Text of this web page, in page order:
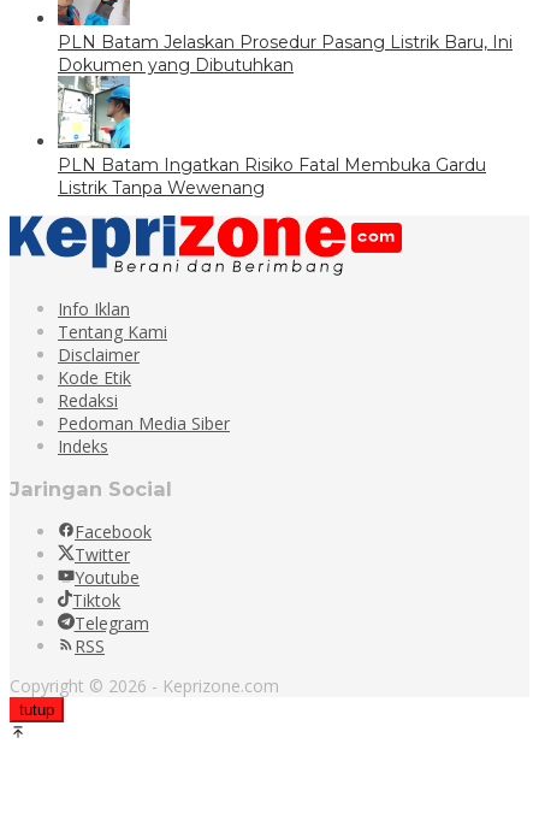
PLN Batam Jelaskan Prosedur Pasang Listrik Baru, Ini
Dokumen yang Dibutuhkan
PLN Batam Ingatkan Risiko Fatal Membuka Gardu
Listrik Tanpa Wewenang
Info Iklan
Tentang Kami
Disclaimer
Kode Etik
Redaksi
Pedoman Media Siber
Indeks
Jaringan Social
Facebook
Twitter
Youtube
Tiktok
Telegram
RSS
Copyright © 2026 - Keprizone.com
tutup